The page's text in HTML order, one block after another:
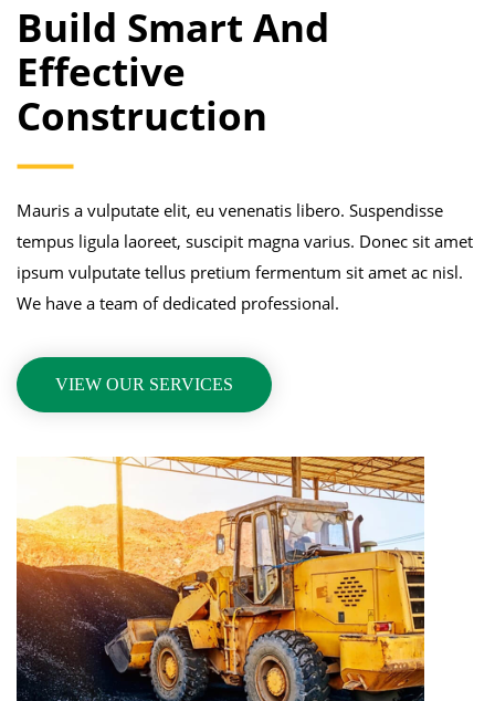
Build Smart And
Effective
Construction
Mauris a vulputate elit, eu venenatis libero. Suspendisse
tempus ligula laoreet, suscipit magna varius. Donec sit amet
ipsum vulputate tellus pretium fermentum sit amet ac nisl.
We have a team of dedicated professional.
VIEW OUR SERVICES